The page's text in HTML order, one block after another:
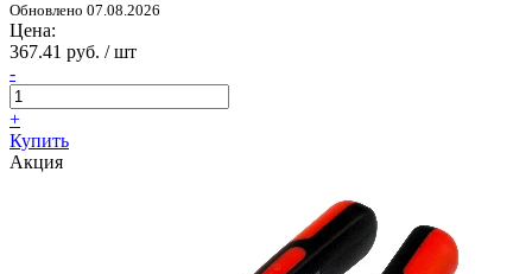
Обновлено 07.08.2026
Цена:
367.41 руб. / шт
-
+
Купить
Акция